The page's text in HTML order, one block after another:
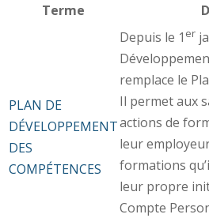
Terme
PLAN DE
DÉVELOPPEMENT
DES
COMPÉTENCES
Depuis le 1 er
remplace le
Il permet aux
actions de
leur
formations
leur propre
Compte